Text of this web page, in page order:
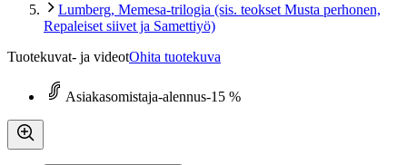
Lumberg, Memesa-trilogia (sis. teokset Musta perhonen,
Repaleiset siivet ja Samettiyö)
Tuotekuvat- ja videotOhita tuotekuva
Asiakasomistaja-alennus-15 %